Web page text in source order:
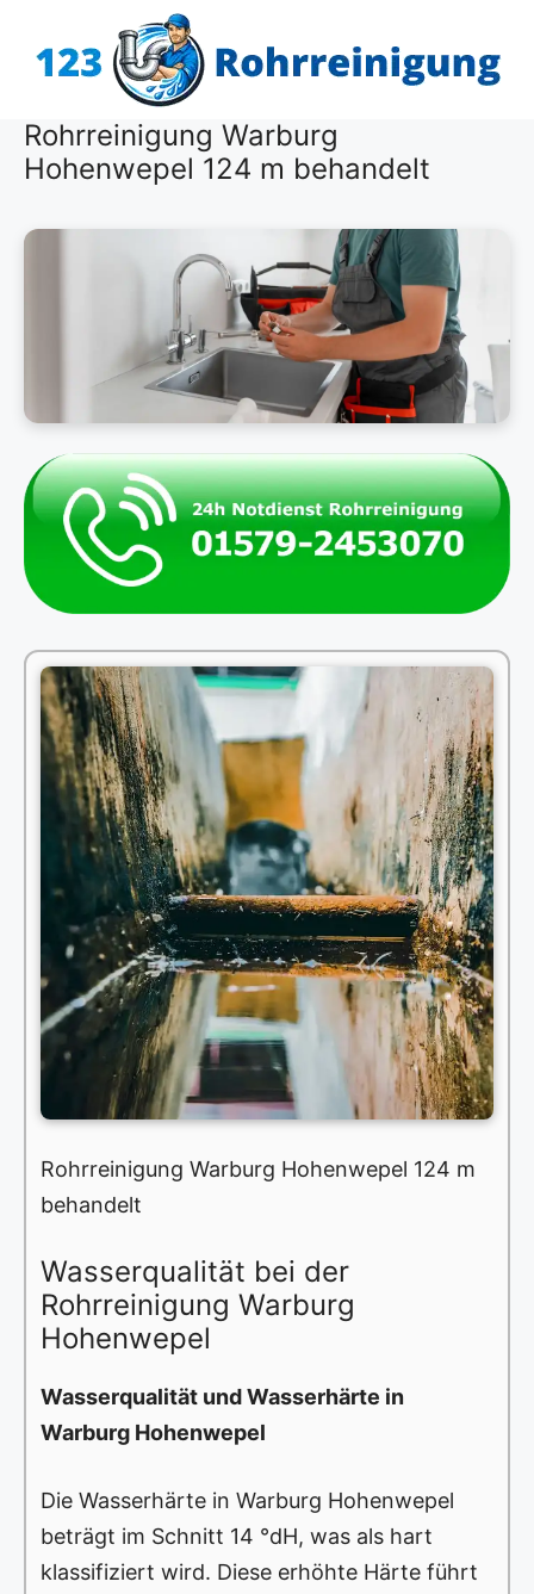
Inhalt
Rohrreinigung Warburg
Hohenwepel 124 m behandelt
Rohrreinigung Warburg Hohenwepel 124 m
behandelt
Wasserqualität bei der
Rohrreinigung Warburg
Hohenwepel
Wasserqualität und Wasserhärte in
Warburg Hohenwepel
Die Wasserhärte in Warburg Hohenwepel
beträgt im Schnitt 14 °dH, was als hart
klassifiziert wird. Diese erhöhte Härte führt